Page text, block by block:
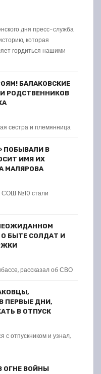
дня пресс-служба
которая
гордиться нашими
БАЛАКОВСКИЕ
РОДСТВЕННИКОВ
сестра и племянница
ПОБЫВАЛИ В
ИМЯ ИХ
МАЛЯРОВА
СОШ №10 стали
БЫТЕ СОЛДАТ И
рассказал об СВО
ПЕРВЫЕ ДНИ,
В ОТПУСК
с отпускником и узнал,
ОГНЕ ВОЙНЫ